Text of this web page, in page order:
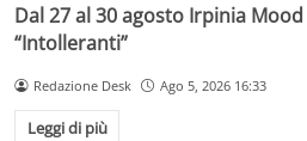
Dal 27 al 30 agosto Irpinia
“Intolleranti”
Redazione Desk Ago 5, 2026 16:33
Leggi di più